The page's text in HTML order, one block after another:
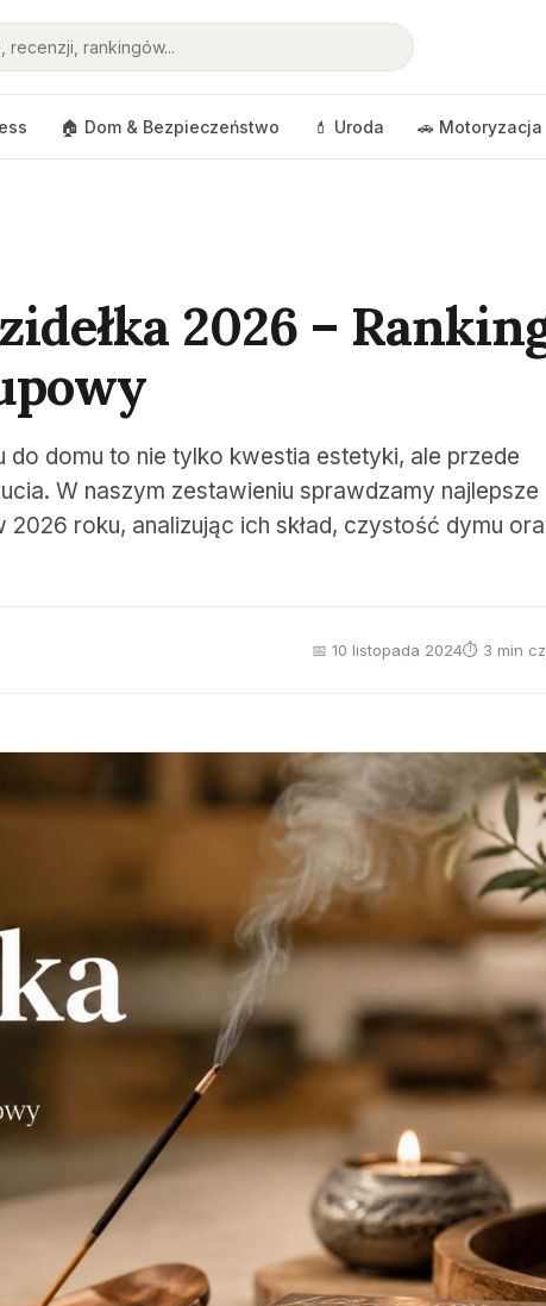
🏠 Dom & Bezpieczeństwo 💄 Uroda 🚗 Motoryzacja
2026 –
domu to nie tylko kwestia estetyki, ale przede
W naszym zestawieniu sprawdzamy najlepsze
2026 roku, analizując ich skład, czystość dymu
📅 10 listopada 2024⏱ 3 min